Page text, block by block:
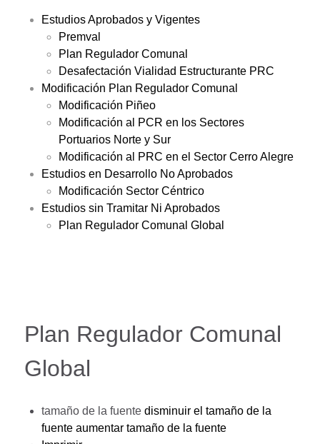
Estudios Aprobados y Vigentes
Premval
Plan Regulador Comunal
Desafectación Vialidad Estructurante PRC
Modificación Plan Regulador Comunal
Modificación Piñeo
Modificación al PCR en los Sectores
Portuarios Norte y Sur
Modificación al PRC en el Sector Cerro Alegre
Estudios en Desarrollo No Aprobados
Modificación Sector Céntrico
Estudios sin Tramitar Ni Aprobados
Plan Regulador Comunal Global
Plan Regulador Comunal
Global
tamaño de la fuente disminuir el tamaño de la
fuente aumentar tamaño de la fuente